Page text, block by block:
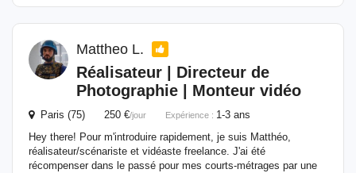
Mattheo L.
Réalisateur | Directeur de
Photographie | Monteur vidéo
Paris (75) 250 €/jour Expérience : 1-3 ans
Hey there! Pour m'introduire rapidement, je suis Matthéo,
réalisateur/scénariste et vidéaste freelance. J'ai été
récompenser dans le passé pour mes courts-métrages par une